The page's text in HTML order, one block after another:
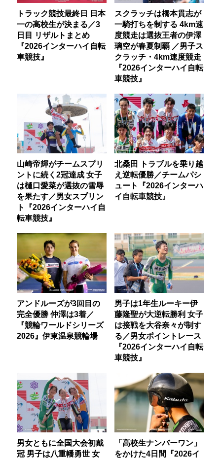
トラック競技最終日 日本
一の高校生が決まる／3
日目 リザルトまとめ
『2026インターハイ自転
車競技』
スクラッチは橋本貫志が
一騎打ちを制する 4km速
度競走は選抜王者の伊澤
璃空が春夏制覇 ／男子ス
クラッチ・4km速度競走
『2026インターハイ自転
車競技』
山崎帝輝がチームスプリ
ントに続く2冠達成 女子
は樋口愛菜が選抜の雪辱
を果たす／男女スプリン
ト『2026インターハイ自
転車競技』
北桑田 トラブルを乗り越
え逆転優勝／チームパシ
ュート『2026インターハ
イ自転車競技』
アンドルーズが3回目の
完全優勝 仲澤は3着／
『競輪ワールドシリーズ
2026』伊東温泉競輪場
男子は1年生ルーキー伊
藤隆聖が大逆転勝利 女子
は接戦を大谷奈々が制す
る／男女ポイントレース
『2026インターハイ自転
車競技』
男女ともに全国大会初戴
冠 男子は八重幡勇世 女
「高校生ナンバーワン」
をかけた4日間『2026イ